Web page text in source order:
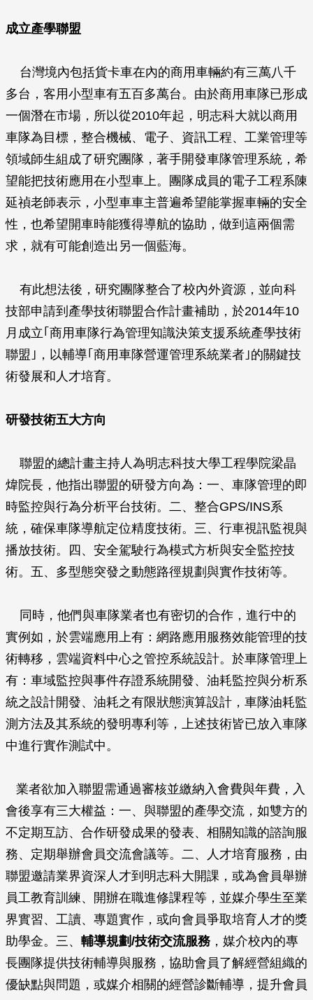
成立產學聯盟
台灣境內包括貨卡車在內的商用車輛約有三萬八千
多台，客用小型車有五百多萬台。由於商用車隊已形成
一個潛在市場，所以從2010年起，明志科大就以商用
車隊為目標，整合機械、電子、資訊工程、工業管理等
領域師生組成了研究團隊，著手開發車隊管理系統，希
望能把技術應用在小型車上。團隊成員的電子工程系陳
延禎老師表示，小型車車主普遍希望能掌握車輛的安全
性，也希望開車時能獲得導航的協助，做到這兩個需
求，就有可能創造出另一個藍海。
有此想法後，研究團隊整合了校內外資源，並向科
技部申請到產學技術聯盟合作計畫補助，於2014年10
月成立｢商用車隊行為管理知識決策支援系統產學技術
聯盟｣，以輔導｢商用車隊營運管理系統業者｣的關鍵技
術發展和人才培育。
研發技術五大方向
聯盟的總計畫主持人為明志科技大學工程學院梁晶
煒院長，他指出聯盟的研發方向為：一、車隊管理的即
時監控與行為分析平台技術。二、整合GPS/INS系
統，確保車隊導航定位精度技術。三、行車視訊監視與
播放技術。四、安全駕駛行為模式方析與安全監控技
術。五、多型態突發之動態路徑規劃與實作技術等。
同時，他們與車隊業者也有密切的合作，進行中的
實例如，於雲端應用上有：網路應用服務效能管理的技
術轉移，雲端資料中心之管控系統設計。於車隊管理上
有：車域監控與事件存證系統開發、油耗監控與分析系
統之設計開發、油耗之有限狀態演算設計，車隊油耗監
測方法及其系統的發明專利等，上述技術皆已放入車隊
中進行實作測試中。
業者欲加入聯盟需通過審核並繳納入會費與年費，入
會後享有三大權益：一、與聯盟的產學交流，如雙方的
不定期互訪、合作研發成果的發表、相關知識的諮詢服
務、定期舉辦會員交流會議等。二、人才培育服務，由
聯盟邀請業界資深人才到明志科大開課，或為會員舉辦
員工教育訓練、開辦在職進修課程等，並媒介學生至業
界實習、工讀、專題實作，或向會員爭取培育人才的獎
助學金。三、 輔導規劃/技術交流服務，媒介校內的專
長團隊提供技術輔導與服務，協助會員了解經營組織的
優缺點與問題，或媒介相關的經營診斷輔導，提升會員